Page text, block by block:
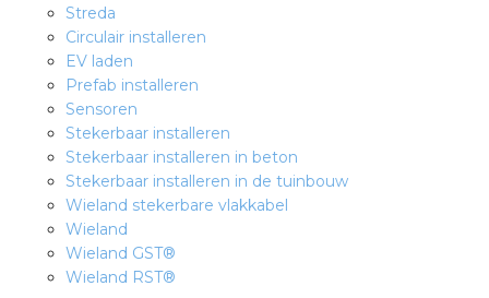
Streda
Circulair installeren
EV laden
Prefab installeren
Sensoren
Stekerbaar installeren
Stekerbaar installeren in beton
Stekerbaar installeren in de tuinbouw
Wieland stekerbare vlakkabel
Wieland
Wieland GST®
Wieland RST®